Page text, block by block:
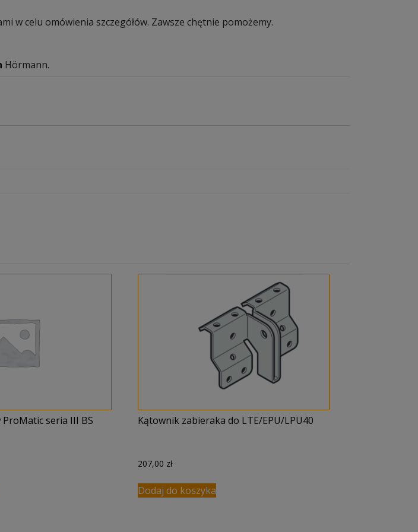
w celu omówienia szczegółów. Zawsze chętnie pomożemy.
Hörmann.
seria III BS Kątownik zabieraka do LTE/EPU/LPU40
207,00 zł
Dodaj do koszyka